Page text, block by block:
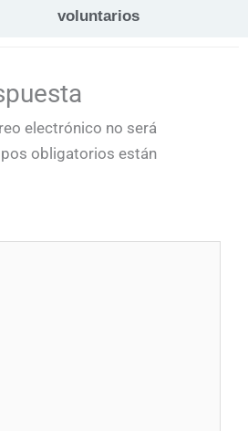
voluntarios
electrónico no será
obligatorios están